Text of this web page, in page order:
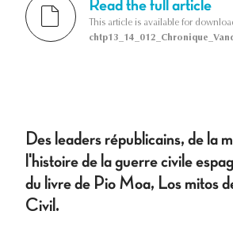
Read the full article
This article is available for
Des leaders républicains, de la
l'histoire de la guerre civile
du livre de Pio Moa, Los mitos
Civil.